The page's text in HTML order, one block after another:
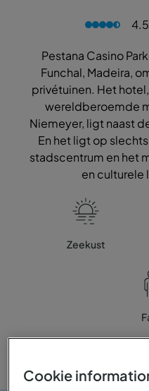
Pestana Casino
Funchal, Madeira,
privétuinen. Het
wereldberoemde
Niemeyer, ligt naast
En het ligt op
stadscentrum en het
en culturele
Zeekust
Cookie